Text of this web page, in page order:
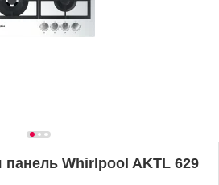
панель Whirlpool AKTL 629